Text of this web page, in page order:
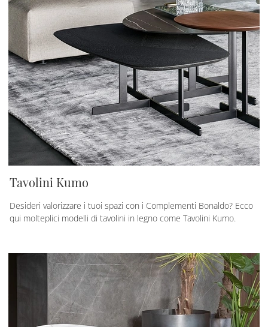
Tavolini Kumo
Desideri valorizzare i tuoi spazi con i Complementi Bonaldo? Ecco
qui molteplici modelli di tavolini in legno come Tavolini Kumo.